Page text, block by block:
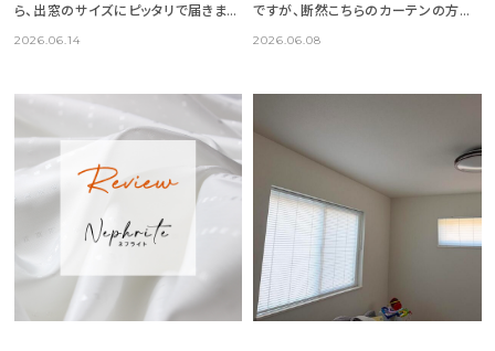
ら、出窓のサイズにピッタリで届きまし
2026.06.14
ですが、断然こちらのカーテンの方が
2026.06.08